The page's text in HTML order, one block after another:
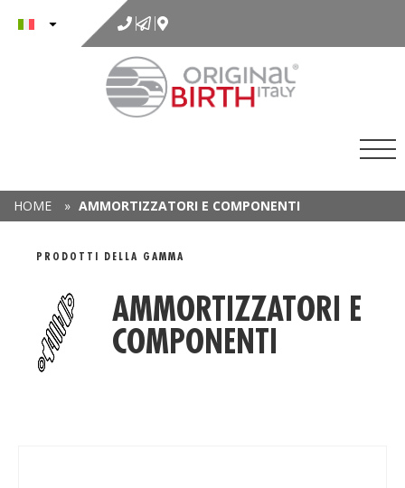
contenuto
HOME » AMMORTIZZATORI E COMPONENTI
GAMMA DETAIL
PRODOTTI DELLA GAMMA
AMMORTIZZATORI E
COMPONENTI